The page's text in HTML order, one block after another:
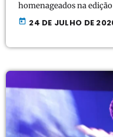
homenageados na
Christian Awards é uma
indústria musical
today 24 DE JULHO DE